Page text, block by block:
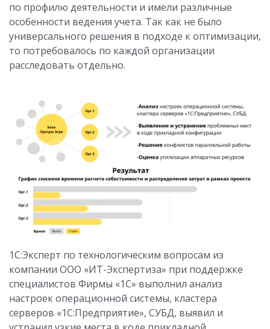
по профилю деятельности и имели различные
особенности ведения учета. Так как не было
универсального решения в подходе к оптимизации,
то потребовалось по каждой организации
расследовать отдельно.
1С:Эксперт по технологическим вопросам из
компании ООО «ИТ-Экспертиза» при поддержке
специалистов Фирмы «1С» выполнил анализ
настроек операционной системы, кластера
серверов «1С:Предприятие», СУБД, выявил и